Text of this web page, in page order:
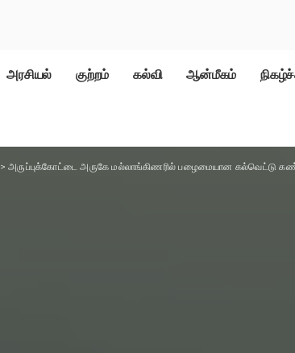
அரசியல் குற்றம் கல்வி ஆன்மீகம்
>அருப்புக்கோட்டை அருகே மல்லாங்கிணரில் பழைமையான கல்வெட்டு